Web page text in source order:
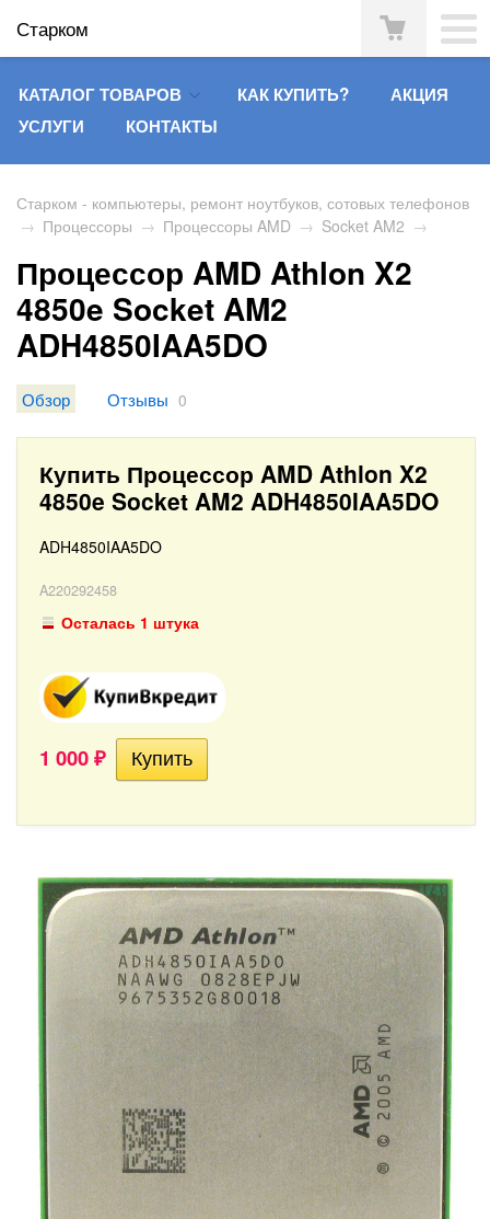
Старком
КАТАЛОГ ТОВАРОВ КАК КУПИТЬ?
АКЦИЯ
УСЛУГИ
КОНТАКТЫ
Старком - компьютеры, ремонт ноутбуков, сотовых телефонов
→ Процессоры → Процессоры AMD → Socket AM2 →
Процессор AMD Athlon X2
4850e Socket AM2
ADH4850IAA5DO
Обзор Отзывы 0
Купить Процессор AMD Athlon X2
4850e Socket AM2 ADH4850IAA5DO
ADH4850IAA5DO
A220292458
Осталась 1 штука
1 000 ₽